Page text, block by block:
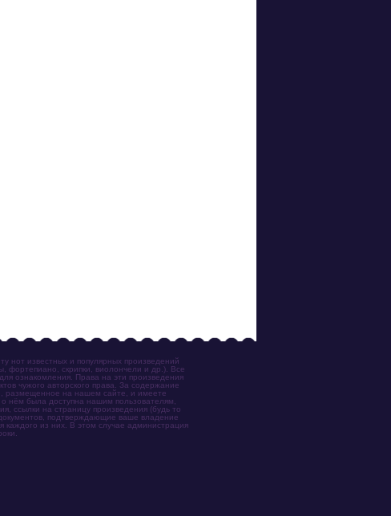
нот известных и популярных произведений
фортепиано, скрипки, виолончели и др.). Все
ознакомления. Права на эти произведения
чужого авторского права. За содержание
размещенное на нашем сайте, и имеете
нём была доступна нашим пользователям,
ссылки на страницу произведения (будь то
подтверждающие ваше владение
каждого из них. В этом случае администрация